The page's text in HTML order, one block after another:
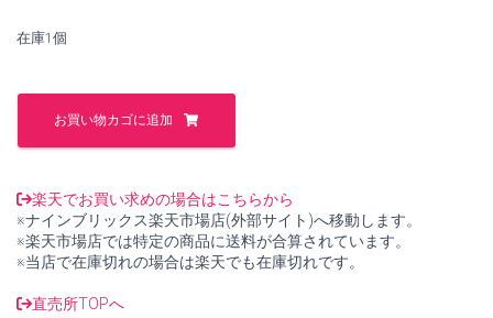
た。
す。
在庫1個
手
【中
個
お買い物カゴに追加
楽天でお買い求めの場合はこちらから
※ナインブリックス楽天市場店(外部サイト)へ移動します。
※楽天市場店では特定の商品に送料が合算されています。
※当店で在庫切れの場合は楽天でも在庫切れです。
直売所TOPへ